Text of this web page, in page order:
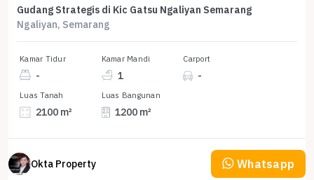
Gudang Strategis di Kic Gatsu Ngaliyan Semarang
Ngaliyan, Semarang
Kamar Tidur
-
Kamar Mandi
1
Carport
-
Luas Tanah
2100 m²
Luas Bangunan
1200 m²
Okta Property Whatsapp